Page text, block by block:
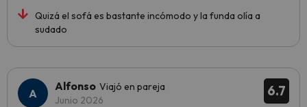
Quizá el sofá es bastante incómodo y la funda olía a
sudado
6.7
Alfonso Viajó en pareja
Junio 2026